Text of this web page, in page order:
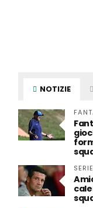
NOTIZIE